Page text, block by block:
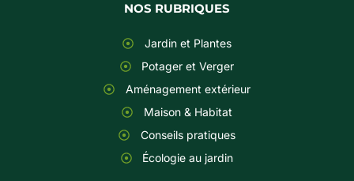
NOS RUBRIQUES
Jardin et Plantes
Potager et Verger
Aménagement extérieur
Maison & Habitat
Conseils pratiques
Écologie au jardin